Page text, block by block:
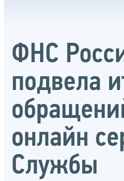
ФНС
подвела
онлайн
Службы